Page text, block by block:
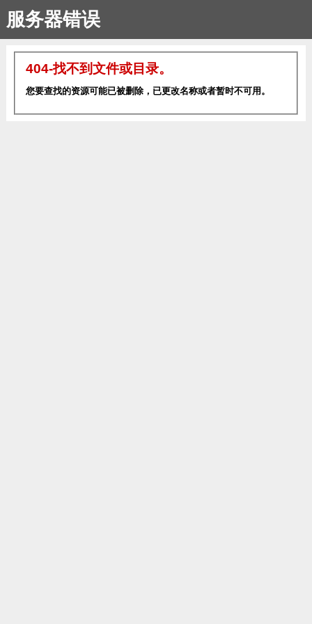
服务器错误
404-找不到文件或目录。
您要查找的资源可能已被删除，已更改名称或者暂时不可用。